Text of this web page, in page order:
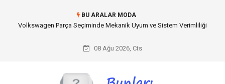
BU ARALAR MODA
Best Wedding Photographer in Turkey Seçimi Nasıl Yapılmalı?
08 Ağu 2026, Cts